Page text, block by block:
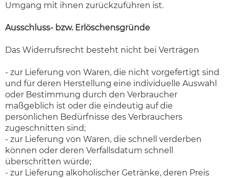
Umgang mit ihnen zurückzuführen ist.
Ausschluss- bzw. Erlöschensgründe
Das Widerrufsrecht besteht nicht bei Verträgen
- zur Lieferung von Waren, die nicht vorgefertigt sind
und für deren Herstellung eine individuelle Auswahl
oder Bestimmung durch den Verbraucher
maßgeblich ist oder die eindeutig auf die
persönlichen Bedürfnisse des Verbrauchers
zugeschnitten sind;
- zur Lieferung von Waren, die schnell verderben
können oder deren Verfallsdatum schnell
überschritten würde;
- zur Lieferung alkoholischer Getränke, deren Preis